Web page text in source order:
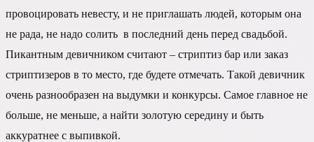
провоцировать невесту, и не приглашать людей, которым она
не рада, не надо солить в последний день перед свадьбой.
Пикантным девичником считают – стриптиз бар или заказ
стриптизеров в то место, где будете отмечать. Такой девичник
очень разнообразен на выдумки и конкурсы. Самое главное не
больше, не меньше, а найти золотую середину и быть
аккуратнее с выпивкой.